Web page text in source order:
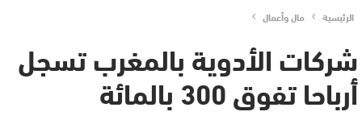
الرئيسية مال وأعمال
شركات الأدوية بالمغرب تسجل
أرباحا تفوق 300 بالمائة